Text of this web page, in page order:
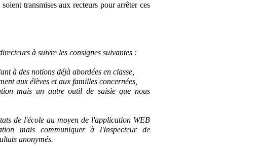
transmises aux recteurs pour arrêter ces
à suivre les consignes suivantes :
à des notions déjà abordées en classe,
aux élèves et aux familles concernées,
mais un autre outil de saisie que nous
de l'école au moyen de l'application WEB
mais communiquer à l'Inspecteur de
anonymés.